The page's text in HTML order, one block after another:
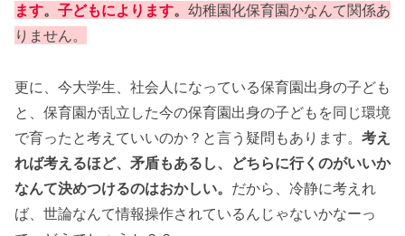
ます。 子どもによります。 幼稚園化保育園かなんて関係あ
りません。
更に、今大学生、社会人になっている保育園出身の子ども
と、保育園が乱立した今の保育園出身の子どもを同じ環境
で育ったと考えていいのか？と言う疑問もあります。 考え
れば考えるほど、矛盾もあるし、どちらに行くのがいいか
なんて決めつけるのはおかしい。 だから、冷静に考えれ
ば、世論なんて情報操作されているんじゃないかなーっ